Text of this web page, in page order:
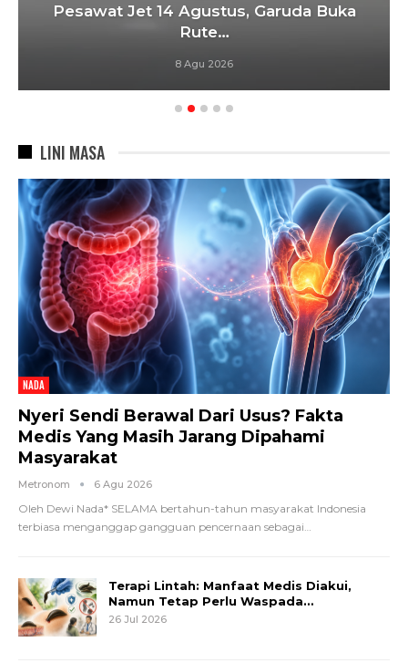
Pesawat Jet 14 Agustus, Garuda Buka
Rute…
8 Agu 2026
LINI MASA
NADA
Nyeri Sendi Berawal Dari Usus? Fakta
Medis Yang Masih Jarang Dipahami
Masyarakat
Metronom 6 Agu 2026
Oleh Dewi Nada* SELAMA bertahun-tahun masyarakat Indonesia
terbiasa menganggap gangguan pencernaan sebagai…
Terapi Lintah: Manfaat Medis Diakui,
Namun Tetap Perlu Waspada…
26 Jul 2026